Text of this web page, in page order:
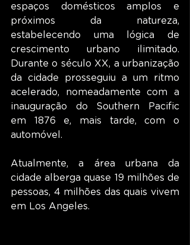
espaços domésticos amplos e
próximos da natureza,
estabelecendo uma lógica de
crescimento urbano ilimitado.
Durante o século XX, a urbanização
da cidade prosseguiu a um ritmo
acelerado, nomeadamente com a
inauguração do Southern Pacific
em 1876 e, mais tarde, com o
automóvel.
Atualmente, a área urbana da
cidade alberga quase 19 milhões de
pessoas, 4 milhões das quais vivem
em Los Angeles.